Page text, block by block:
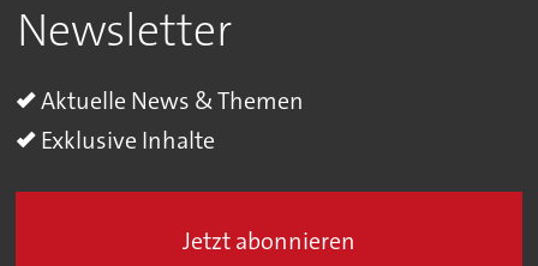
Newsletter
Aktuelle News & Themen
Exklusive Inhalte
Jetzt abonnieren